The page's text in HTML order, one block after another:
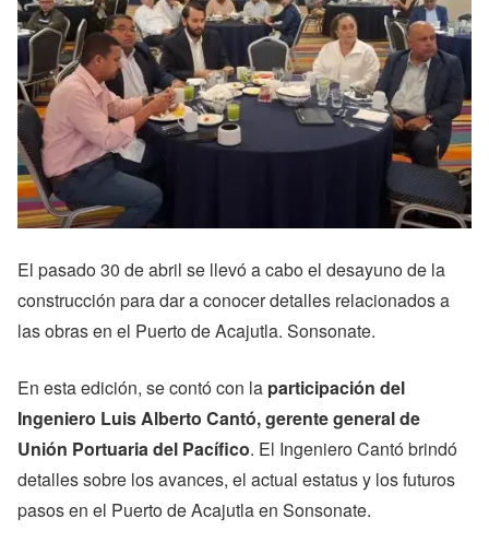
El pasado 30 de abril se llevó a cabo el desayuno de la
construcción para dar a conocer detalles relacionados a
las obras en el Puerto de Acajutla. Sonsonate.
En esta edición, se contó con la participación del
Ingeniero Luis Alberto Cantó, gerente general de
Unión Portuaria del Pacífico. El Ingeniero Cantó brindó
detalles sobre los avances, el actual estatus y los futuros
pasos en el Puerto de Acajutla en Sonsonate.